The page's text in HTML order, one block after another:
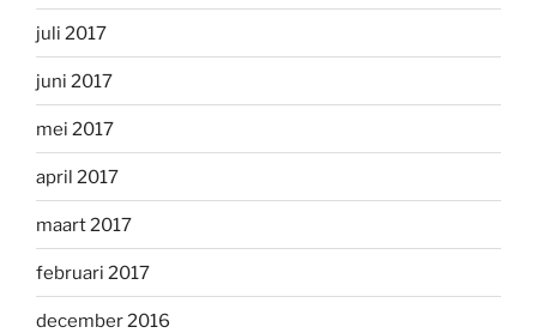
juli 2017
juni 2017
mei 2017
april 2017
maart 2017
februari 2017
december 2016